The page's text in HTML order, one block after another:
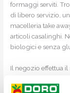
formaggi serviti.
di libero servizio,
macelleria take
articoli casalinghi.
biologici e senza
Il negozio effettua